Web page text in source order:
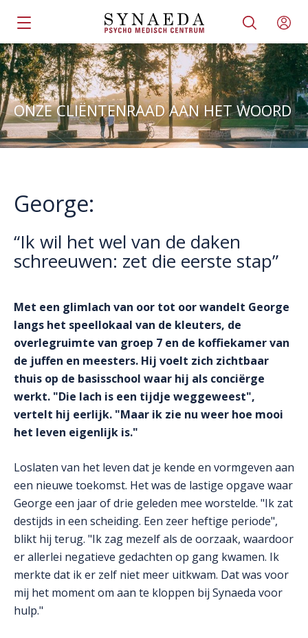
ONZE CLIËNTENRAAD AAN HET WOORD
George:
“Ik wil het wel van de daken
schreeuwen: zet die eerste stap”
Met een glimlach van oor tot oor wandelt George
langs het speellokaal van de kleuters, de
overlegruimte van groep 7 en de koffiekamer van
de juffen en meesters. Hij voelt zich zichtbaar
thuis op de basisschool waar hij als conciërge
werkt. "Die lach is een tijdje weggeweest",
vertelt hij eerlijk. "Maar ik zie nu weer hoe mooi
het leven eigenlijk is."
Loslaten van het leven dat je kende en vormgeven aan
een nieuwe toekomst. Het was de lastige opgave waar
George een jaar of drie geleden mee worstelde. "Ik zat
destijds in een scheiding. Een zeer heftige periode",
blikt hij terug. "Ik zag mezelf als de oorzaak, waardoor
er allerlei negatieve gedachten op gang kwamen. Ik
merkte dat ik er zelf niet meer uitkwam. Dat was voor
mij het moment om aan te kloppen bij Synaeda voor
hulp."